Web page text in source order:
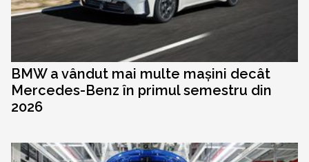
BMW a vândut mai multe mașini decât
Mercedes-Benz în primul semestru din
2026